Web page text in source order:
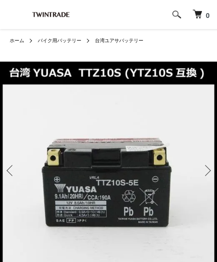
0
ホーム バイク用バッテリー 台湾ユアサバッテリー